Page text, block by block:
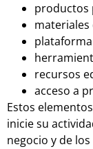
productos
materiales
recursos
acceso a
Estos
inicie su
negocio y de